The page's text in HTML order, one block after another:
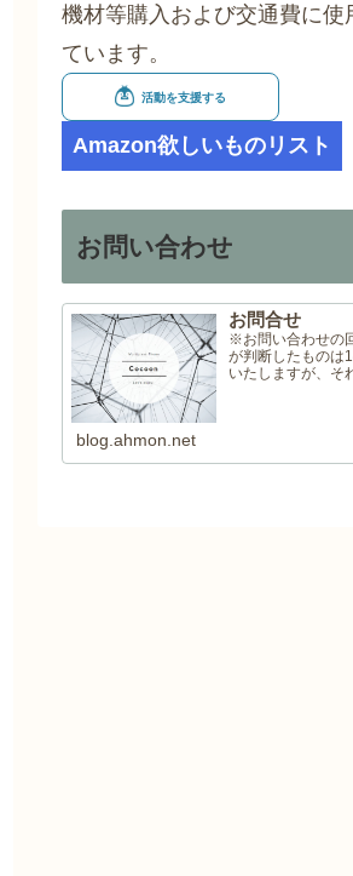
機材等購入および交通費に使
ています。
Amazon欲しいものリスト
お問い合わせ
お問合せ
※お問い合わせの
が判断したものは
いたしますが、そ
blog.ahmon.net